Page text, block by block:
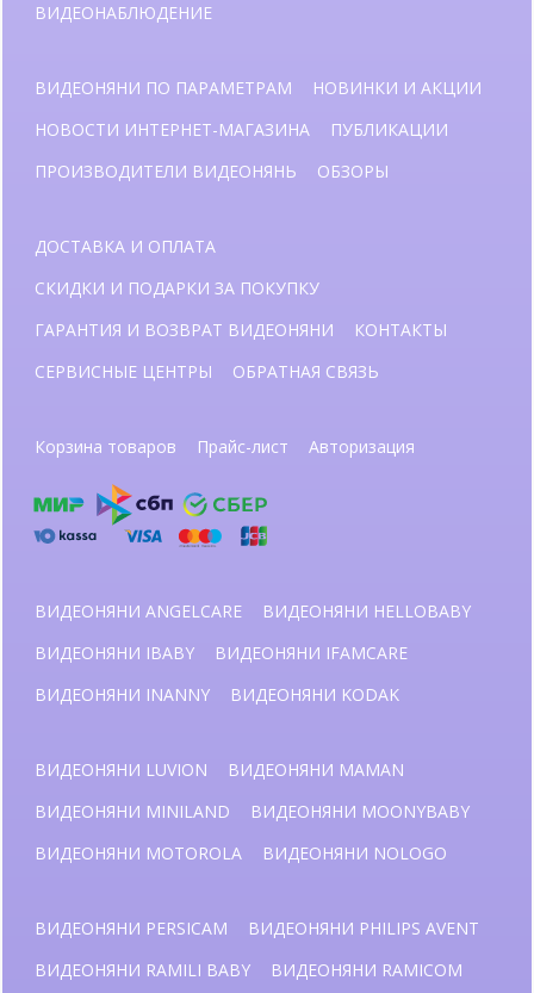
ВИДЕОНАБЛЮДЕНИЕ
ВИДЕОНЯНИ ПО ПАРАМЕТРАМ
НОВИНКИ И АКЦИИ
НОВОСТИ ИНТЕРНЕТ-МАГАЗИНА
ПУБЛИКАЦИИ
ПРОИЗВОДИТЕЛИ ВИДЕОНЯНЬ
ОБЗОРЫ
ДОСТАВКА И ОПЛАТА
СКИДКИ И ПОДАРКИ ЗА ПОКУПКУ
ГАРАНТИЯ И ВОЗВРАТ ВИДЕОНЯНИ
КОНТАКТЫ
СЕРВИСНЫЕ ЦЕНТРЫ
ОБРАТНАЯ СВЯЗЬ
Корзина товаров Прайс-лист Авторизация
ВИДЕОНЯНИ ANGELCARE
ВИДЕОНЯНИ HELLOBABY
ВИДЕОНЯНИ IBABY
ВИДЕОНЯНИ IFAMCARE
ВИДЕОНЯНИ INANNY
ВИДЕОНЯНИ KODAK
ВИДЕОНЯНИ LUVION
ВИДЕОНЯНИ MAMAN
ВИДЕОНЯНИ MINILAND
ВИДЕОНЯНИ MOONYBABY
ВИДЕОНЯНИ MOTOROLA
ВИДЕОНЯНИ NOLOGO
ВИДЕОНЯНИ PERSICAM
ВИДЕОНЯНИ PHILIPS AVENT
ВИДЕОНЯНИ RAMILI BABY
ВИДЕОНЯНИ RAMICOM